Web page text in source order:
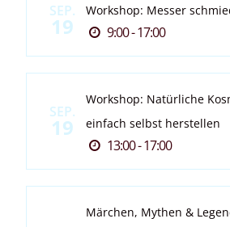
SEP.
19
Workshop: Messer
9:00 - 17:00
SEP.
19
Workshop: Natürliche
einfach selbst herstellen
13:00 - 17:00
Märchen, Mythen &